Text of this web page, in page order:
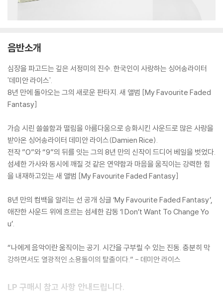
음반소개
심장을 파고드는 깊은 서정미의 진수. 한국인이 사랑하는 싱어송라이터
'데미안 라이스'.
8년 만에 돌아오는 그의 새로운 판타지. 새 앨범 [My Favourite Faded
Fantasy]
가슴 시린 쓸쓸함과 떨림을 아름다움으로 승화시킨 사운드로 많은 사랑을
받아온 싱어송라이터 데미안 라이스(Damien Rice).
전작 ”O”와 “9”의 뒤를 잇는 그의 8년 만의 신작이 드디어 베일을 벗었다.
섬세한 가사와 동시에 깨질 것 같은 연약함과 마음을 움직이는 강력한 힘
을 내재하고있는 새 앨범 [My Favourite Faded Fantasy]
8년 만의 컴백을 알리는 선 공개 싱글 ‘My Favourite Faded Fantasy’,
애잔한 사운드 위에 흐르는 섬세한 감동 ‘I Don’t Want To Change Yo
u’.
“나에게 음악이란 움직이는 공기. 시간을 구부릴 수 있는 진동. 충분히 막
강하면서도 열광적인 소용돌이의 탈출이다.” - 데미안 라이스
LP 구매시 참고 사항 안내드립니다.